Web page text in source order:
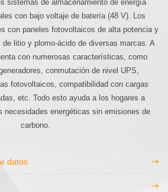
sistemas de almacenamiento de energía
con bajo voltaje de batería (48 V). Los
con paneles fotovoltaicos de alta potencia y
de litio y plomo-ácido de diversas marcas. A
con numerosas características, como
conmutación de nivel UPS,
fotovoltaicos, compatibilidad con cargas
etc. Todo esto ayuda a los hogares a
necesidades energéticas sin emisiones de
carbono.
datos